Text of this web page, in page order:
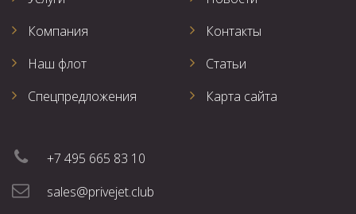
Компания
Наш флот
Спецпредложения
Контакты
Статьи
Карта сайта
+7 495 665 83 10
sales@privejet.club